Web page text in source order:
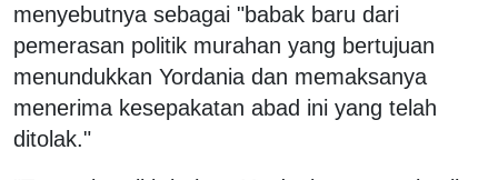
menyebutnya sebagai "babak baru dari
pemerasan politik murahan yang bertujuan
menundukkan Yordania dan memaksanya
menerima kesepakatan abad ini yang telah
ditolak."